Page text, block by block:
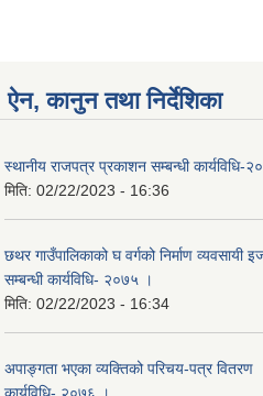
ऐन, कानुन तथा निर्देशिका
स्थानीय राजपत्र प्रकाशन सम्बन्धी कार्यविधि-
मिति: 02/22/2023 - 16:36
छथर गाउँपालिकाको घ वर्गको निर्माण व्यवसायी
सम्बन्धी कार्यविधि- २०७५ ।
मिति: 02/22/2023 - 16:34
अपाङ्गता भएका व्यक्तिको परिचय-पत्र वितरण